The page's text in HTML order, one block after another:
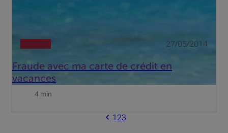
FRAUDE 27/05/2014
Fraude avec ma carte de crédit en
vacances
4 min
1 23